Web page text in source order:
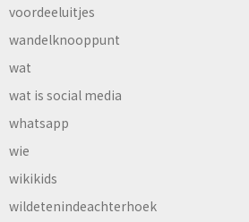
voordeeluitjes
wandelknooppunt
wat
wat is social media
whatsapp
wie
wikikids
wildetenindeachterhoek